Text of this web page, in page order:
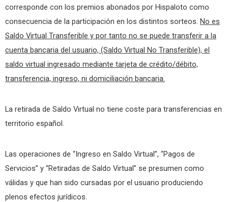
corresponde con los premios abonados por Hispaloto como
consecuencia de la participación en los distintos sorteos. No es
Saldo Virtual Transferible y por tanto no se puede transferir a la
cuenta bancaria del usuario, (Saldo Virtual No Transferible), el
saldo virtual ingresado mediante tarjeta de crédito/débito,
transferencia, ingreso, ni domiciliación bancaria.
La retirada de Saldo Virtual no tiene coste para transferencias en
territorio español.
Las operaciones de “Ingreso en Saldo Virtual”, “Pagos de
Servicios” y “Retiradas de Saldo Virtual” se presumen como
válidas y que han sido cursadas por el usuario produciendo
plenos efectos jurídicos.